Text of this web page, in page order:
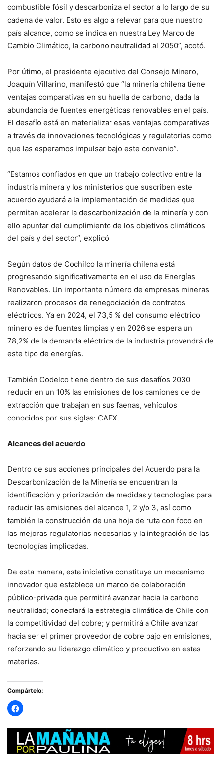
combustible fósil y descarboniza el sector a lo largo de su
cadena de valor. Esto es algo a relevar para que nuestro
país alcance, como se indica en nuestra Ley Marco de
Cambio Climático, la carbono neutralidad al 2050”, acotó.
Por útimo, el presidente ejecutivo del Consejo Minero,
Joaquín Villarino, manifestó que “la minería chilena tiene
ventajas comparativas en su huella de carbono, dada la
abundancia de fuentes energéticas renovables en el país.
El desafío está en materializar esas ventajas comparativas
a través de innovaciones tecnológicas y regulatorias como
que las esperamos impulsar bajo este convenio”.
“Estamos confiados en que un trabajo colectivo entre la
industria minera y los ministerios que suscriben este
acuerdo ayudará a la implementación de medidas que
permitan acelerar la descarbonización de la minería y con
ello apuntar del cumplimiento de los objetivos climáticos
del país y del sector”, explicó
Según datos de Cochilco la minería chilena está
progresando significativamente en el uso de Energías
Renovables. Un importante número de empresas mineras
realizaron procesos de renegociación de contratos
eléctricos. Ya en 2024, el 73,5 % del consumo eléctrico
minero es de fuentes limpias y en 2026 se espera un
78,2% de la demanda eléctrica de la industria provendrá de
este tipo de energías.
También Codelco tiene dentro de sus desafíos 2030
reducir en un 10% las emisiones de los camiones de de
extracción que trabajan en sus faenas, vehículos
conocidos por sus siglas: CAEX.
Alcances del acuerdo
Dentro de sus acciones principales del Acuerdo para la
Descarbonización de la Minería se encuentran la
identificación y priorización de medidas y tecnologías para
reducir las emisiones del alcance 1, 2 y/o 3, así como
también la construcción de una hoja de ruta con foco en
las mejoras regulatorias necesarias y la integración de las
tecnologías implicadas.
De esta manera, esta iniciativa constituye un mecanismo
innovador que establece un marco de colaboración
público-privada que permitirá avanzar hacia la carbono
neutralidad; conectará la estrategia climática de Chile con
la competitividad del cobre; y permitirá a Chile avanzar
hacia ser el primer proveedor de cobre bajo en emisiones,
reforzando su liderazgo climático y productivo en estas
materias.
Compártelo: